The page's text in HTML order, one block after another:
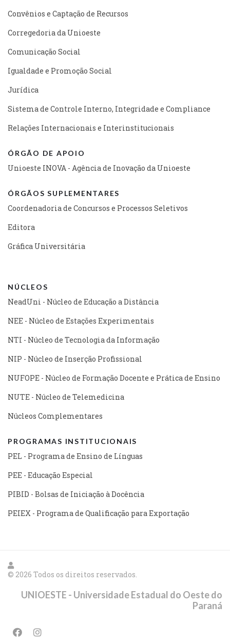
Convênios e Captação de Recursos
Corregedoria da Unioeste
Comunicação Social
Igualdade e Promoção Social
Jurídica
Sistema de Controle Interno, Integridade e Compliance
Relações Internacionais e Interinstitucionais
ÓRGÃO DE APOIO
Unioeste INOVA - Agência de Inovação da Unioeste
ÓRGÃOS SUPLEMENTARES
Coordenadoria de Concursos e Processos Seletivos
Editora
Gráfica Universitária
NÚCLEOS
NeadUni - Núcleo de Educação a Distância
NEE - Núcleo de Estações Experimentais
NTI - Núcleo de Tecnologia da Informação
NIP - Núcleo de Inserção Profissional
NUFOPE - Núcleo de Formação Docente e Prática de Ensino
NUTE - Núcleo de Telemedicina
Núcleos Complementares
PROGRAMAS INSTITUCIONAIS
PEL - Programa de Ensino de Línguas
PEE - Educação Especial
PIBID - Bolsas de Iniciação à Docência
PEIEX - Programa de Qualificação para Exportação
© 2026 Todos os direitos reservados.
UNIOESTE - Universidade Estadual do Oeste do
Paraná